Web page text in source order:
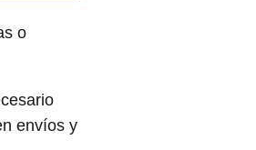
o
envíos y